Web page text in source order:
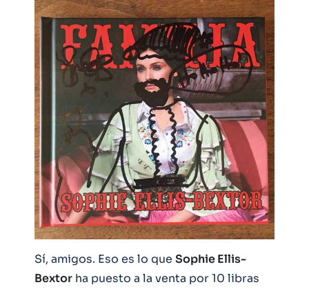
Sí, amigos. Eso es lo que Sophie Ellis-
Bextor ha puesto a la venta por 10 libras